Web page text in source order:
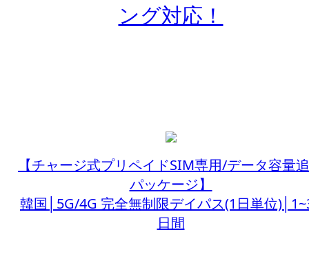
ング対応！
【チャージ式プリペイドSIM専用/データ容量
パッケージ】
韓国│5G/4G 完全無制限デイパス(1日単位
日間